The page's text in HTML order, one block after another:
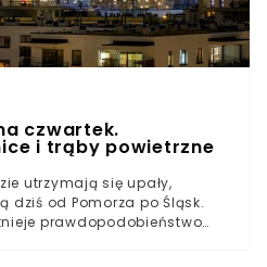
czwartek.
i trąby powietrzne
utrzymają się upały,
dziś od Pomorza po Śląsk.
prawdopodobieństwo